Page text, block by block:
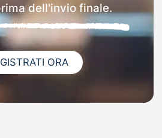
dell'invio finale.
ORA